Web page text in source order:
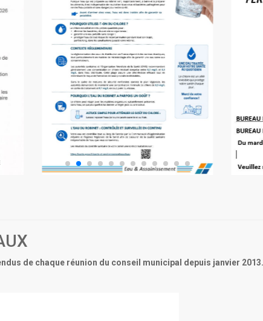
de chaque réunion du conseil municipal depuis janvier 2013.